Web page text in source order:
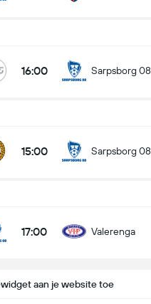
16:00 Sarpsborg 08
15:00 Sarpsborg 08
17:00 Valerenga
aan je website toe
Sandefjord
dan (2.5)